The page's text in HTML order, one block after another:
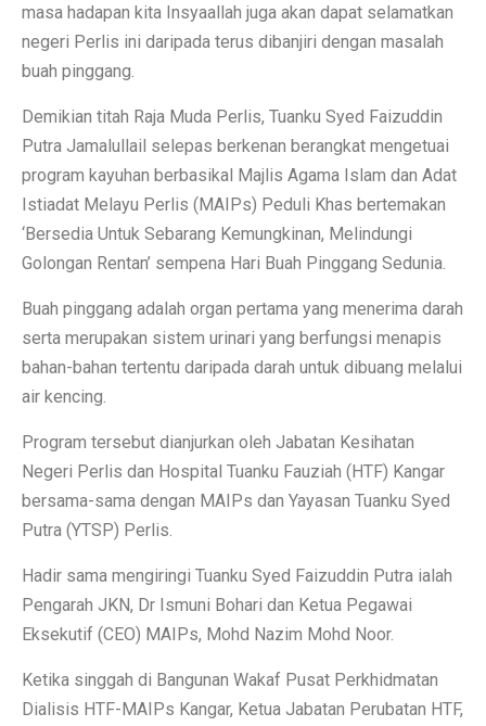
masa hadapan kita Insyaallah juga akan dapat selamatkan
negeri Perlis ini daripada terus dibanjiri dengan masalah
buah pinggang.
Demikian titah Raja Muda Perlis, Tuanku Syed Faizuddin
Putra Jamalullail selepas berkenan berangkat mengetuai
program kayuhan berbasikal Majlis Agama Islam dan Adat
Istiadat Melayu Perlis (MAIPs) Peduli Khas bertemakan
‘Bersedia Untuk Sebarang Kemungkinan, Melindungi
Golongan Rentan’ sempena Hari Buah Pinggang Sedunia.
Buah pinggang adalah organ pertama yang menerima darah
serta merupakan sistem urinari yang berfungsi menapis
bahan-bahan tertentu daripada darah untuk dibuang melalui
air kencing.
Program tersebut dianjurkan oleh Jabatan Kesihatan
Negeri Perlis dan Hospital Tuanku Fauziah (HTF) Kangar
bersama-sama dengan MAIPs dan Yayasan Tuanku Syed
Putra (YTSP) Perlis.
Hadir sama mengiringi Tuanku Syed Faizuddin Putra ialah
Pengarah JKN, Dr Ismuni Bohari dan Ketua Pegawai
Eksekutif (CEO) MAIPs, Mohd Nazim Mohd Noor.
Ketika singgah di Bangunan Wakaf Pusat Perkhidmatan
Dialisis HTF-MAIPs Kangar, Ketua Jabatan Perubatan HTF,